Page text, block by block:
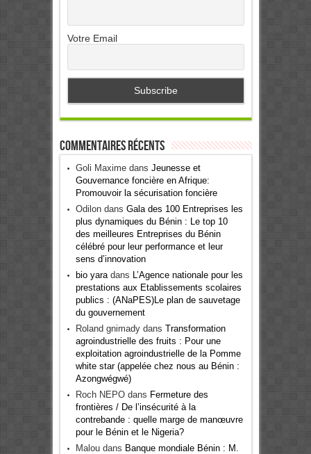
Votre Email
Commentaires récents
Goli Maximedans Jeunesse et
Gouvernance foncière en Afrique:
Promouvoir la sécurisation foncière
Odilondans Gala des 100 Entreprises les
plus dynamiques du Bénin : Le top 10
des meilleures Entreprises du Bénin
célébré pour leur performance et leur
sens d’innovation
bio yaradans L’Agence nationale pour les
prestations aux Etablissements scolaires
publics : (ANaPES)Le plan de sauvetage
du gouvernement
Roland gnimadydans Transformation
agroindustrielle des fruits : Pour une
exploitation agroindustrielle de la Pomme
white star (appelée chez nous au Bénin :
Azongwégwé)
Roch NEPOdans Fermeture des
frontières / De l’insécurité à la
contrebande : quelle marge de manœuvre
pour le Bénin et le Nigeria?
Maloudans Banque mondiale Bénin : M.